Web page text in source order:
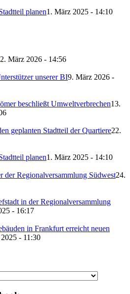
planen1. März 2025 - 14:10
März 2026 - 14:56
unserer BI9. März 2026 -
beschließt Umweltverbrechen13.
geplanten Stadtteil der Quartiere22.
planen1. März 2025 - 14:10
der Regionalversammlung Südwest24.
in der Regionalversammlung
- 16:17
in Frankfurt erreicht neuen
- 11:30